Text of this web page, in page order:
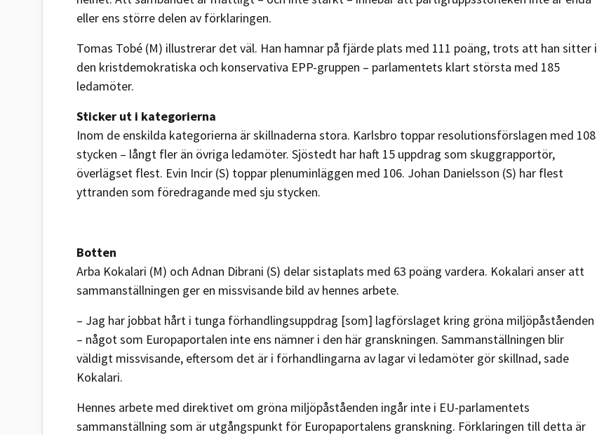
eller ens större delen av förklaringen.
Tomas Tobé (M) illustrerar det väl. Han hamnar på fjärde plats med 111 poäng, trots att han sitter i
den kristdemokratiska och konservativa EPP-gruppen – parlamentets klart största med 185
ledamöter.
Sticker ut i kategorierna
Inom de enskilda kategorierna är skillnaderna stora. Karlsbro toppar resolutionsförslagen med 108
stycken – långt fler än övriga ledamöter. Sjöstedt har haft 15 uppdrag som skuggrapportör,
överlägset flest. Evin Incir (S) toppar plenuminläggen med 106. Johan Danielsson (S) har flest
yttranden som föredragande med sju stycken.
Botten
Arba Kokalari (M) och Adnan Dibrani (S) delar sistaplats med 63 poäng vardera. Kokalari anser att
sammanställningen ger en missvisande bild av hennes arbete.
– Jag har jobbat hårt i tunga förhandlingsuppdrag [som] lagförslaget kring gröna miljöpåståenden
– något som Europaportalen inte ens nämner i den här granskningen. Sammanställningen blir
väldigt missvisande, eftersom det är i förhandlingarna av lagar vi ledamöter gör skillnad, sade
Kokalari.
Hennes arbete med direktivet om gröna miljöpåståenden ingår inte i EU-parlamentets
sammanställning som är utgångspunkt för Europaportalens granskning. Förklaringen till detta är